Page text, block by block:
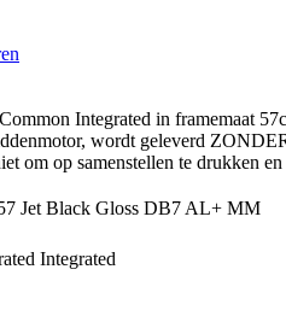
Integrated in framemaat
wordt geleverd
om op samenstellen te drukken
Jet Black Gloss DB7 AL+ MM
Integrated